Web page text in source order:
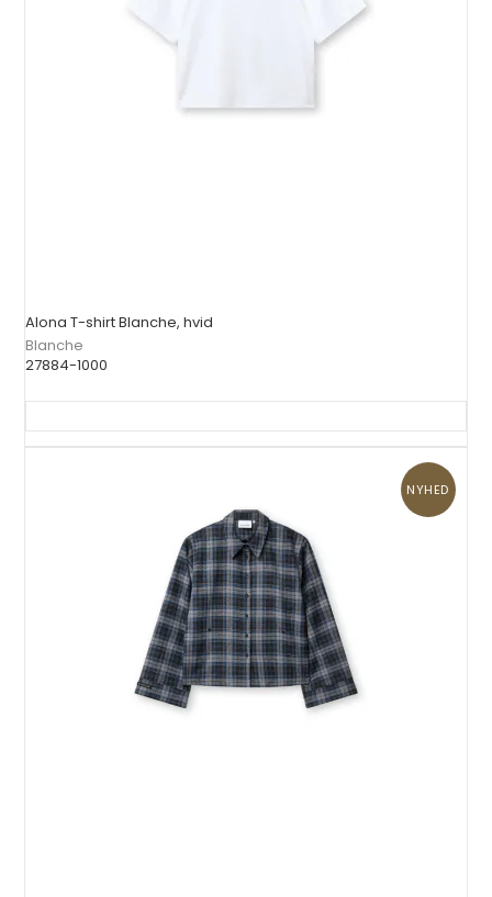
Alona T-shirt Blanche, hvid
Blanche
27884-1000
NYHED